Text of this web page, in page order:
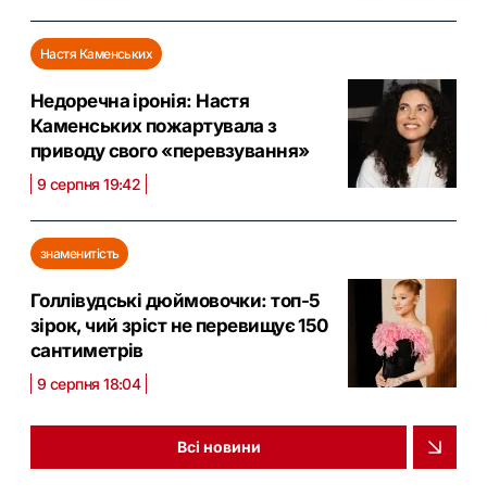
Настя Каменських
Недоречна іронія: Настя
Каменських пожартувала з
приводу свого «перевзування»
9 серпня 19:42
знаменитість
Голлівудські дюймовочки: топ-5
зірок, чий зріст не перевищує 150
сантиметрів
9 серпня 18:04
Всі новини